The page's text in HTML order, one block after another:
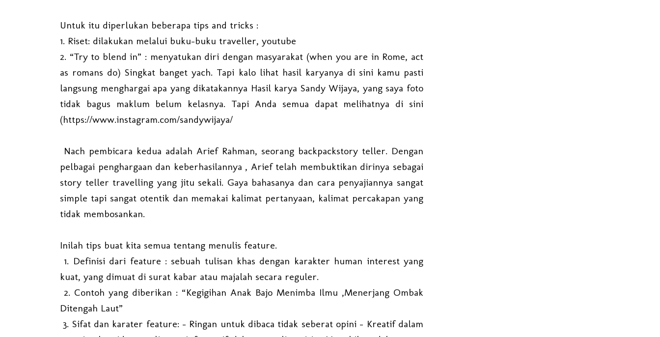
Untuk itu diperlukan beberapa tips and tricks :
1. Riset: dilakukan melalui buku-buku traveller, youtube
2. “Try to blend in” : menyatukan diri dengan masyarakat (when you are in Rome, act
as romans do) Singkat banget yach. Tapi kalo lihat hasil karyanya di sini kamu pasti
langsung menghargai apa yang dikatakannya Hasil karya Sandy Wijaya, yang saya foto
tidak bagus maklum belum kelasnya. Tapi Anda semua dapat melihatnya di sini
(https://www.instagram.com/sandywijaya/
Nach pembicara kedua adalah Arief Rahman, seorang backpackstory teller. Dengan
pelbagai penghargaan dan keberhasilannya , Arief telah membuktikan dirinya sebagai
story teller travelling yang jitu sekali. Gaya bahasanya dan cara penyajiannya sangat
simple tapi sangat otentik dan memakai kalimat pertanyaan, kalimat percakapan yang
tidak membosankan.
Inilah tips buat kita semua tentang menulis feature.
1. Definisi dari feature : sebuah tulisan khas dengan karakter human interest yang
kuat, yang dimuat di surat kabar atau majalah secara reguler.
2. Contoh yang diberikan : “Kegigihan Anak Bajo Menimba Ilmu ,Menerjang Ombak
Ditengah Laut”
3. Sifat dan karater feature: - Ringan untuk dibaca tidak seberat opini - Kreatif dalam